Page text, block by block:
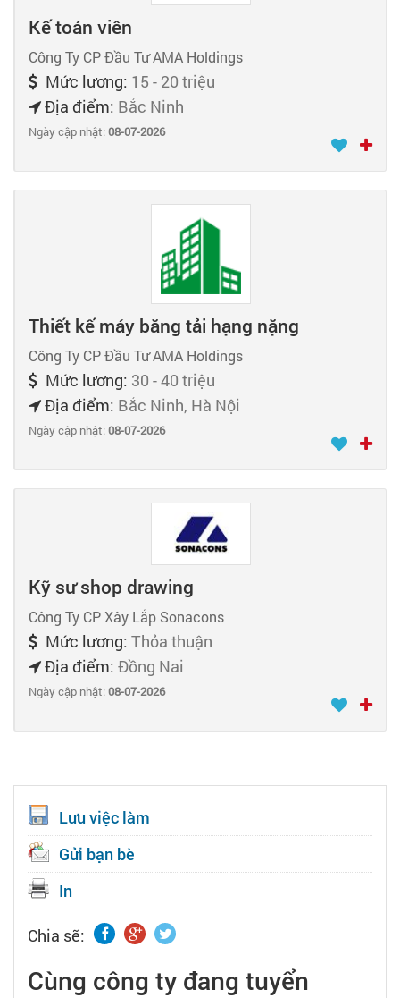
Kế toán viên
Công Ty CP Đầu Tư AMA Holdings
Mức lương: 15 - 20 triệu
Địa điểm: Bắc Ninh
Ngày cập nhật:08-07-2026
Thiết kế máy băng tải hạng nặng
Công Ty CP Đầu Tư AMA Holdings
Mức lương: 30 - 40 triệu
Địa điểm: Bắc Ninh, Hà Nội
Ngày cập nhật:08-07-2026
Kỹ sư shop drawing
Công Ty CP Xây Lắp Sonacons
Mức lương: Thỏa thuận
Địa điểm: Đồng Nai
Ngày cập nhật:08-07-2026
Lưu việc làm
Gửi bạn bè
In
Chia sẽ:
Cùng công ty đang tuyển